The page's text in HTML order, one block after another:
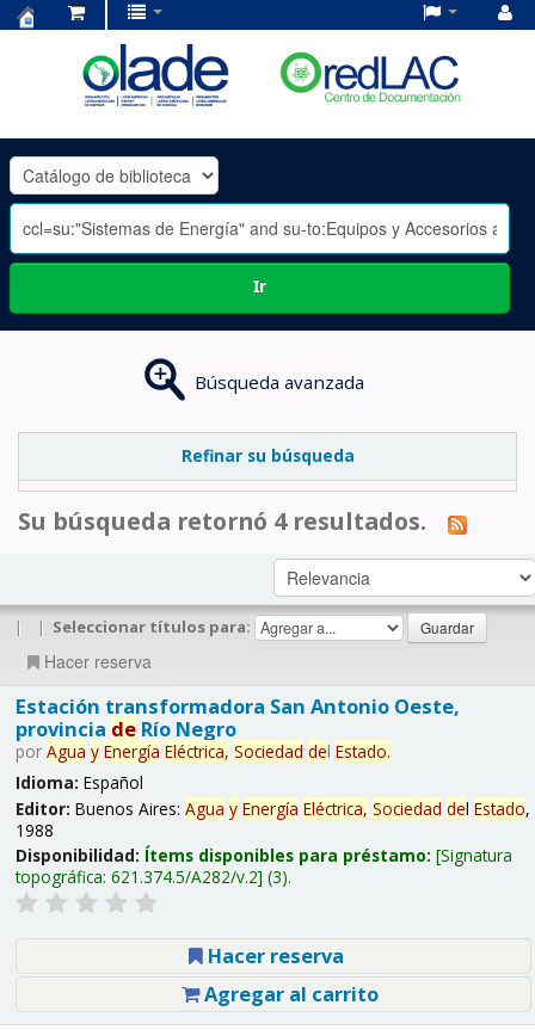
OLADE
-
Ir
Búsqueda avanzada
Refinar su búsqueda
Su búsqueda retornó 4 resultados.
| | Seleccionar títulos para:
Hacer reserva
Estación transformadora San Antonio Oeste,
provincia deRío Negro
por Agua y Energía Eléctrica, Sociedad del Estado.
Idioma: Español
Editor: Buenos Aires: Agua y Energía Eléctrica, Sociedad del Estado,
1988
Disponibilidad: Ítems disponibles para préstamo: Signatura
topográfica: 621.374.5/A282/v.2 (3).
Hacer reserva
Agregar al carrito